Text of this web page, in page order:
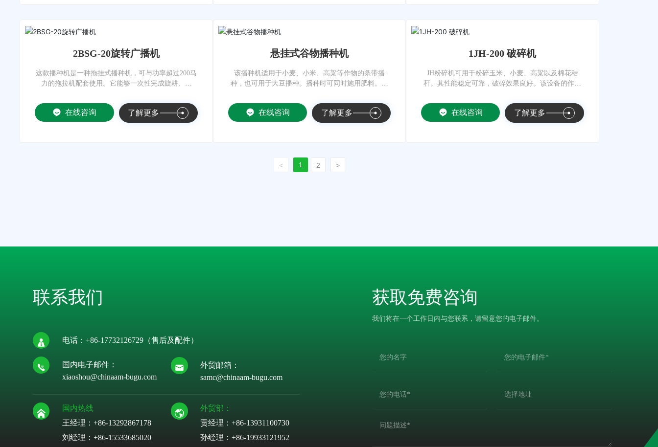
2BSG-20旋转广播机
这款播种机是一种拖挂式播种机，可与功率超过200马
力的拖拉机配套使用。它能够一次性完成旋耕、施
在线咨询 了解更多
悬挂式谷物播种机
该播种机适用于小麦、小米、高粱等作物的条带播
种，也可用于大豆播种。播种时可同时施用肥料。播
求进行调整。
在线咨询 了解更多
1JH-200 破碎机
JH粉碎机可用于粉碎玉米、小麦、高粱以及棉花秸
秆。其性能稳定可靠，破碎效果良好。该设备的作业
在线咨询 了解更多
< 1 2 >
联系我们
电话：+86-17732126729 （售后及配件）
国内电子邮件：
xiaoshou@chinaam-bugu.com
外贸邮箱：
samc@chinaam-bugu.com
国内热线
王经理：+86-13292867178
刘经理：+86-15533685020
外贸部：
贡经理：+86-13931100730
孙经理：+86-19933121952
获取免费咨询
我们将在一个工作日内与您联系，请留意您的电子邮件。